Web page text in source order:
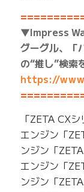
▼Impress
グーグル、「
の“推し”検索
https://
「ZETA CX
エンジン「
ンジン「
エンジン「
ンジン「